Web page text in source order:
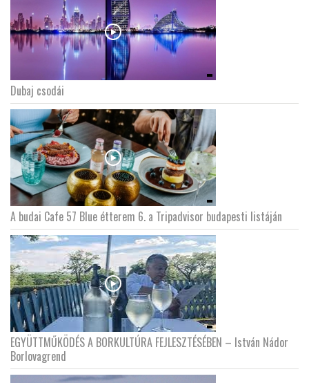
Dubaj csodái
A budai Cafe 57 Blue étterem 6. a Tripadvisor budapesti listáján
EGYÜTTMŰKÖDÉS A BORKULTÚRA FEJLESZTÉSÉBEN – István Nádor
Borlovagrend